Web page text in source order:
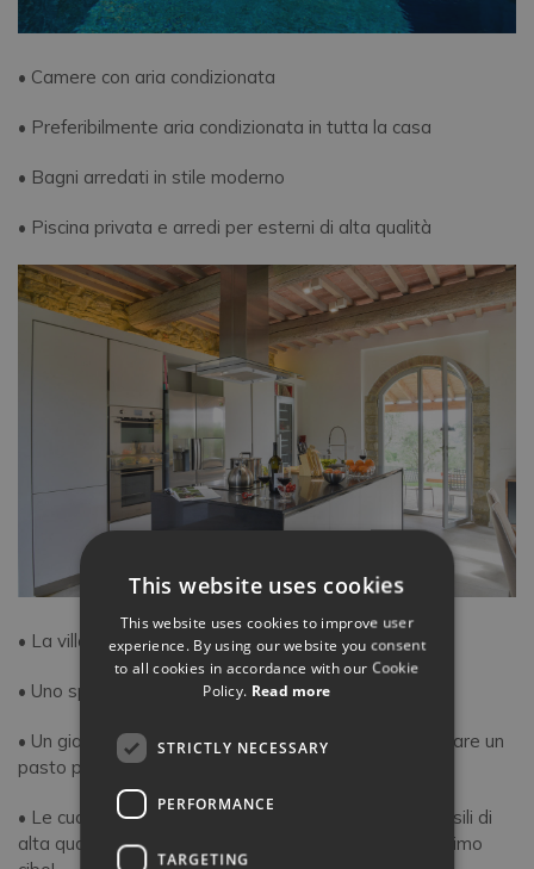
• Camere con aria condizionata
• Preferibilmente aria condizionata in tutta la casa
• Bagni arredati in stile moderno
• Piscina privata e arredi per esterni di alta qualità
• La villa deve offrire privacy
• Uno spazio di vita all’aperto con qualche ombra
• Un giardino ben curato dove gli ospiti possono gustare un
pasto privato
• Le cucine devono essere moderne e dotate di utensili di
alta qualità. Molti turisti infatti visitano l’Italia per l’ottimo
This website uses cookies
This website uses cookies to improve user
experience. By using our website you consent
to all cookies in accordance with our Cookie
Policy. Read more
STRICTLY NECESSARY
PERFORMANCE
TARGETING